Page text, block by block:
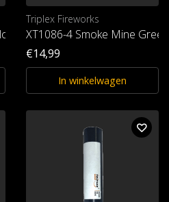
T1
Triplex Fireworks
XT1086-4 Smoke Mine
€14,99
In winkelwagen